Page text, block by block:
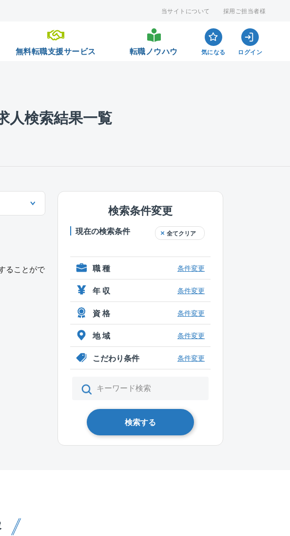
当サイトについて 採用ご担当者様
無料転職支援サービス 転職ノウハウ 気になる ログイン
人検索結果一覧
ることがで
検索条件変更
現在の検索条件 全てクリア
職 種 条件変更
年 収 条件変更
資 格 条件変更
地 域 条件変更
こだわり条件 条件変更
検索する